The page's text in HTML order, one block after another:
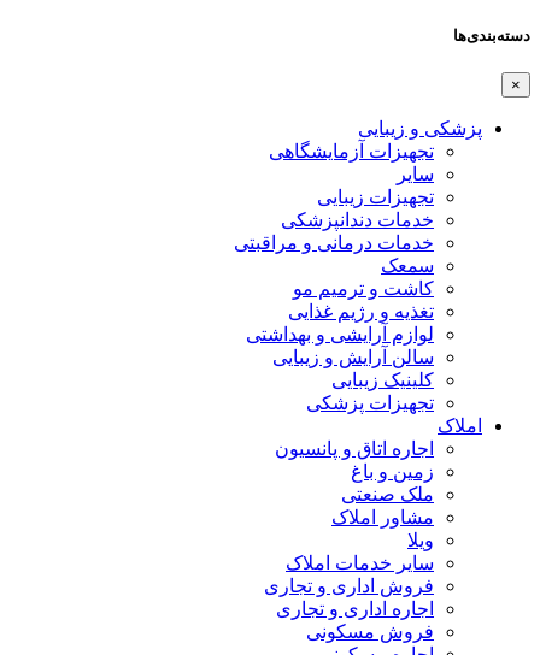
دسته‌بندی‌ها
×
پزشکی و زیبایی
تجهیزات آزمایشگاهی
سایر
تجهیزات زیبایی
خدمات دندانپزشکی
خدمات درمانی و مراقبتی
سمعک
کاشت و ترمیم مو
تغذیه و رژیم غذایی
لوازم آرایشی و بهداشتی
سالن آرایش و زیبایی
کلینیک زیبایی
تجهیزات پزشکی
املاک
اجاره اتاق و پانسیون
زمین و باغ
ملک صنعتی
مشاور املاک
ویلا
سایر خدمات املاک
فروش اداری و تجاری
اجاره اداری و تجاری
فروش مسکونی